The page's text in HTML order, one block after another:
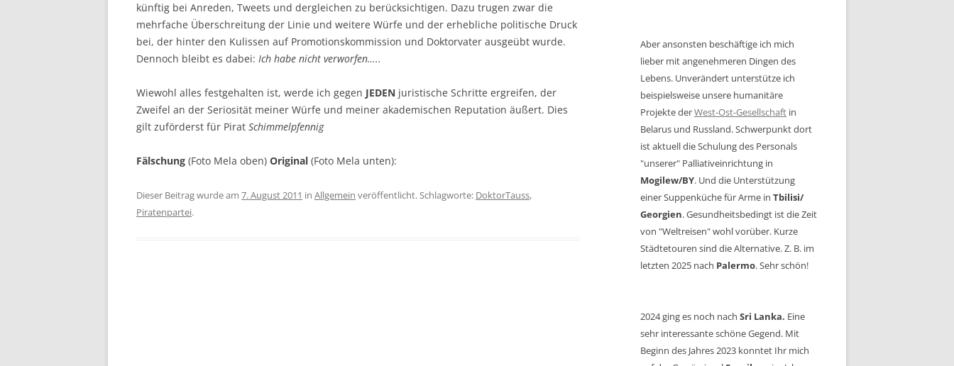
künftig bei Anreden, Tweets und dergleichen zu berücksichtigen. Dazu trugen zwar die
mehrfache Überschreitung der Linie und weitere Würfe und der erhebliche politische Druck
bei, der hinter den Kulissen auf Promotionskommission und Doktorvater ausgeübt wurde.
Dennoch bleibt es dabei: Ich habe nicht verworfen…..
Wiewohl alles festgehalten ist, werde ich gegen JEDEN juristische Schritte ergreifen, der
Zweifel an der Seriosität meiner Würfe und meiner akademischen Reputation äußert. Dies
gilt zuförderst für Pirat Schimmelpfennig
Fälschung (Foto Mela oben) Original (Foto Mela unten):
Dieser Beitrag wurde am 7. August 2011 in Allgemein veröffentlicht. Schlagworte: DoktorTauss,
Piratenpartei.
Aber ansonsten beschäftige ich mich
lieber mit angenehmeren Dingen des
Lebens. Unverändert unterstütze ich
beispielsweise unsere humanitäre
Projekte derWest-Ost-Gesellschaft in
Belarus und Russland. Schwerpunkt dort
ist aktuell die Schulung des Personals
"unserer" Palliativeinrichtung in
Mogilew/BY. Und die Unterstützung
einer Suppenküche für Arme in Tbilisi/
Georgien. Gesundheitsbedingt ist die Zeit
von "Weltreisen" wohl vorüber. Kurze
Städtetouren sind die Alternative. Z. B. im
letzten 2025 nach Palermo. Sehr schön!
2024 ging es noch nach Sri Lanka. Eine
sehr interessante schöne Gegend. Mit
Beginn des Jahres 2023 konntet Ihr mich